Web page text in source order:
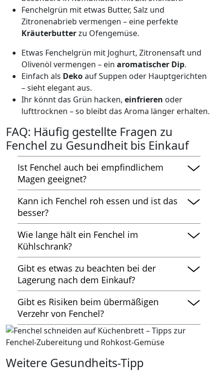
Fenchelgrün mit etwas Butter, Salz und
Zitronenabrieb vermengen – eine perfekte
Kräuterbutterzu Ofengemüse.
Etwas Fenchelgrün mit Joghurt, Zitronensaft und
Olivenöl vermengen – ein aromatischer Dip.
Einfach als Dekoauf Suppen oder Hauptgerichten
– sieht elegant aus.
Ihr könnt das Grün hacken, einfrieren oder
lufttrocknen – so bleibt das Aroma länger erhalten.
FAQ: Häufig gestellte Fragen zu
Fenchel zu Gesundheit bis Einkauf
Ist Fenchel auch bei empfindlichem
Magen geeignet?
Ja – gerade wegen seiner krampflösenden und
verdauungsfördernden Wirkung ist Fenchel gut
verträglich. Dennoch: Bei ganz empfindlichem
Magen isst du ihn lieber roh in kleiner Menge
und gut gekaut.
Kann ich Fenchel roh essen und ist das
besser?
Absolut – roh gegessen bietet Fenchel maximale
Nährstoffe (Vitamin C etc.) und eine frische
Textur. Wichtig: Hoble ihn fein und kaue gut.
Wie lange hält ein Fenchel im
Kühlschrank?
Unter optimalen Bedingungen (kühl, feucht,
keine Luftstauung) hält eine frische Knolle einige
Tage – idealerweise solltest du ihn innerhalb von
3-5 Tagen verbrauchen, um Qualität und
Nährstoffe zu sichern.
Gibt es etwas zu beachten bei der
Lagerung nach dem Einkauf?
Ja – lagere ihn nicht in geschlossenen
Plastiktüten ohne Luft. Entferne restliches Grün,
um Austrocknung zu vermeiden.
Gibt es Risiken beim übermäßigen
Verzehr von Fenchel?
Zwar gilt Fenchel als sehr sicher, aber bei
übermäßigem Konsum der ätherischen Öle (z. B.
normalem Verzehr im Rahmen einer
Weitere Gesundheits-Tipp